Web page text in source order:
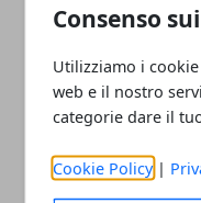
Consenso
Utilizziamo i
web e il nostro
categorie dare il
Cookie Policy |
ARTICOLI CORRELATI